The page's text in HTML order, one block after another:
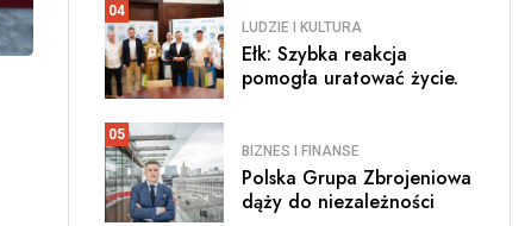
04
LUDZIE I KULTURA
Ełk: Szybka reakcja
pomogła uratować życie.
05
BIZNES I FINANSE
Polska Grupa Zbrojeniowa
dąży do niezależności